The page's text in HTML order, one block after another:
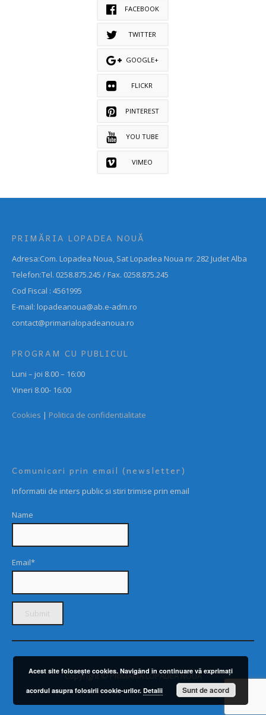
FACEBOOK
TWITTER
GOOGLE+
FLICKR
PINTEREST
YOU TUBE
VIMEO
PRIMĂRIA LOPADEA NOUĂ
Adresa:Com. Lopadea Noua, Sat Lopadea Noua nr. 282 Judet Alba
Telefon:Tel. 0258.875.245 / Fax. 0258.875.245
Cod Fiscal : 4561995
E-mail: lopadeanoua@ab.e-adm.ro
contact@primarialopadeanoua.ro
PROGRAM CU PUBLICUL
Luni – joi 8.00 – 16:00
Vineri 8.00- 16:00
Cookies | Politica de confidentialitate
Comunicari prin email (newsletter)
Informatii de inters public si stiri trimise prin email
Name
Email*
Copyright © PRIMARIA LOPADEA NOUĂ
Acest site foloseşte cookies. Navigând în continuare vă exprimaţi
acordul asupra folosirii cookie-urilor. Detalii Sunt de acord